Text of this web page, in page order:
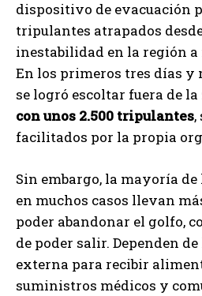
dispositivo de evacuación
tripulantes atrapados
inestabilidad en la región a
En los primeros tres días y
se logró escoltar fuera de la
con unos 2.500 tripulantes,
facilitados por la propia
Sin embargo, la mayoría
en muchos casos llevan
poder abandonar el golfo,
de poder salir. Dependen
externa para recibir
suministros médicos y